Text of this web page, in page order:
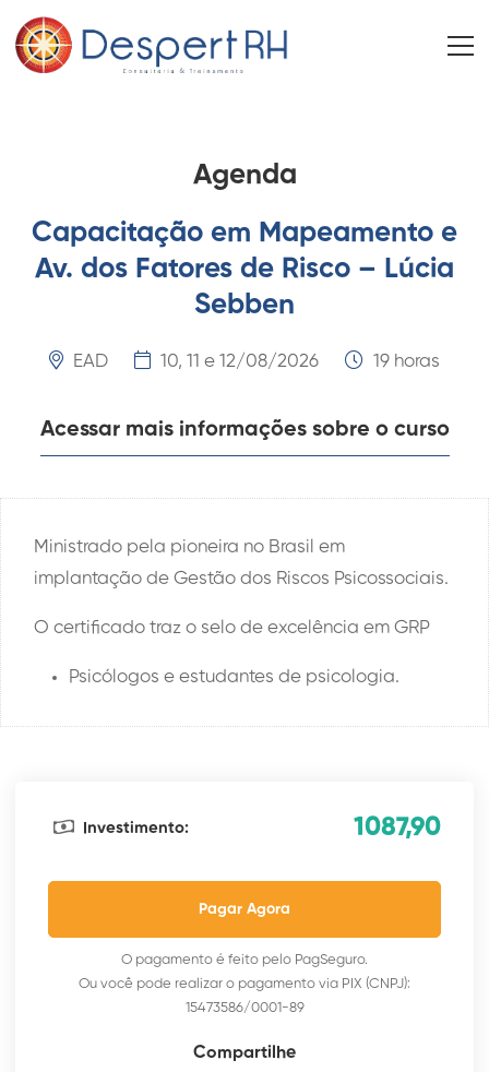
Agenda
Capacitação em Mapeamento e
Av. dos Fatores de Risco – Lúcia
Sebben
EAD 10, 11 e 12/08/2026 19 horas
Acessar mais informações sobre o curso
Ministrado pela pioneira no Brasil em
implantação de Gestão dos Riscos Psicossociais.
O certificado traz o selo de excelência em GRP
Psicólogos e estudantes de psicologia.
Investimento: 1087,90
Pagar Agora
O pagamento é feito pelo PagSeguro.
Ou você pode realizar o pagamento via PIX (CNPJ):
15473586/0001-89
Compartilhe